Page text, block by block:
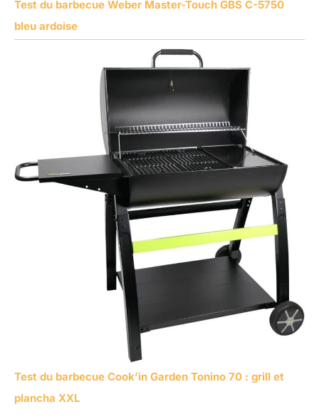
Test du barbecue Weber Master-Touch GBS C-5750
bleu ardoise
Test du barbecue Cook’in Garden Tonino 70 : grill et
plancha XXL